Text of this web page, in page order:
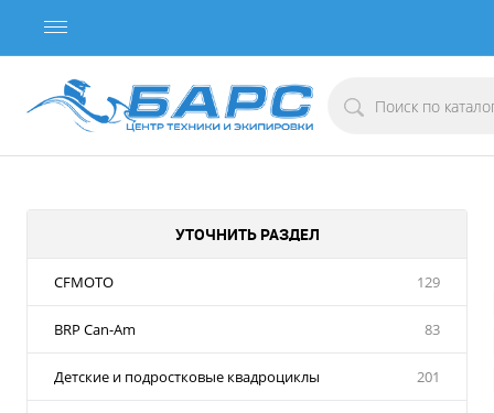
УТОЧНИТЬ РАЗДЕЛ
CFMOTO 129
BRP Can-Am 83
Детские и подростковые квадроциклы 201